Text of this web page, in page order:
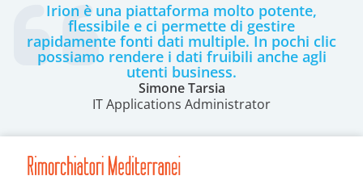
Irion è una piattaforma molto potente,
flessibile e ci permette di gestire
rapidamente fonti dati multiple. In pochi clic
possiamo rendere i dati fruibili anche agli
utenti business.
Simone Tarsia
IT Applications Administrator